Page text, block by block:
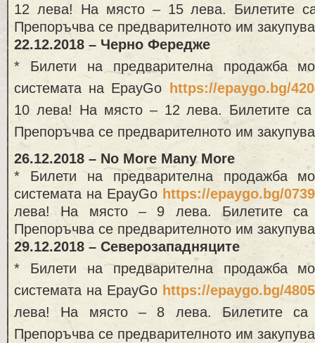
12 лева! На място – 15 лева. Билетите
Препоръчва се предварителното им
22.12.2018 – Черно Фередже
* Билети на предварителна продажба
системата на EpayGo
https://epaygo.bg/
10 лева! На място – 12 лева. Билетите са
Препоръчва се предварителното им
26.12.2018 – No More Many More
* Билети на предварителна продажба
системата на EpayGo https://epaygo.bg/
лева! На място – 9 лева. Билетите са
Препоръчва се предварителното им
29.12.2018 – Северозападняците
* Билети на предварителна продажба
системата на EpayGo https://epaygo.bg/
лева! На място – 8 лева. Билетите са
Препоръчва се предварителното им